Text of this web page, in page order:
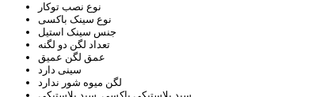
نوع نصب توکار
نوع سینک باکسی
جنس سینک استیل
تعداد لگن دو لگنه
عمق لگن عمیق
سینی دارد
لگن میوه شور ندارد